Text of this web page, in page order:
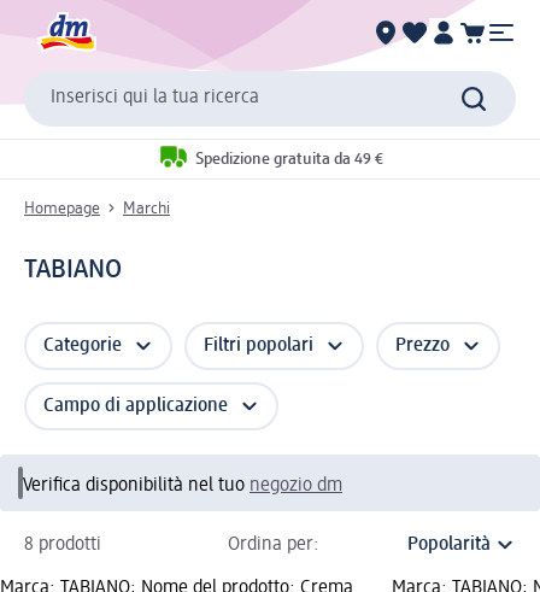
Inserisci qui la tua ricerca
Spedizione gratuita da 49 €
Homepage Marchi
TABIANO
Categorie Filtri popolari Prezzo
Campo di applicazione
Verifica disponibilità nel tuo negozio dm
8 prodotti Ordina per: